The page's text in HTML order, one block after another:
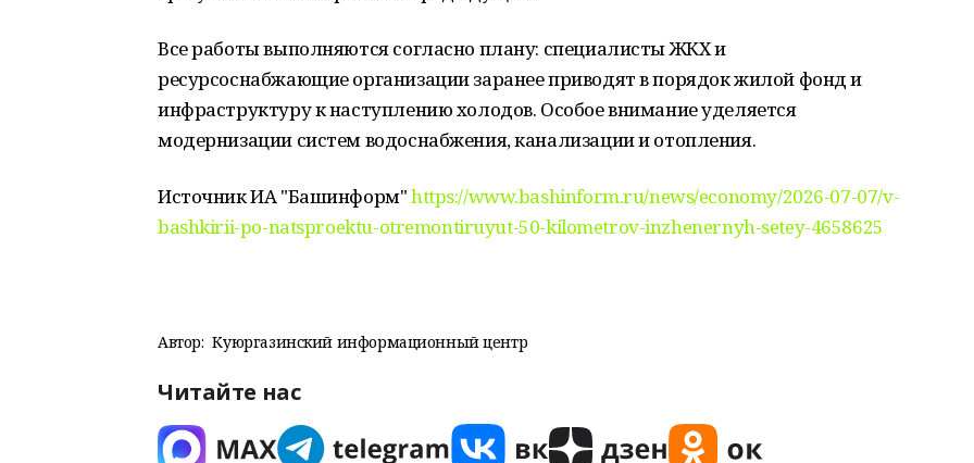
Все работы выполняются согласно плану: специалисты ЖКХ и
ресурсоснабжающие организации заранее приводят в порядок жилой фонд и
инфраструктуру к наступлению холодов. Особое внимание уделяется
модернизации систем водоснабжения, канализации и отопления.
Источник ИА "Башинформ"https://www.bashinform.ru/news/economy/2026-07-07/v-
bashkirii-po-natsproektu-otremontiruyut-50-kilometrov-inzhenernyh-setey-4658625
Автор: Куюргазинский информационный центр
Читайте нас